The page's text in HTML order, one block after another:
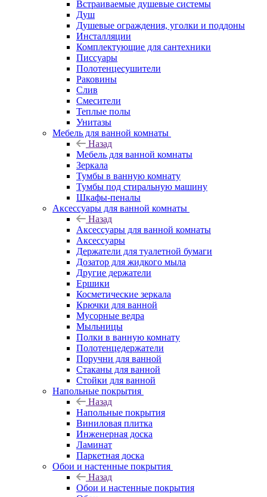
Встраиваемые душевые системы
Душ
Душевые ограждения, уголки и поддоны
Инсталляции
Комплектующие для сантехники
Писсуары
Полотенцесушители
Раковины
Слив
Смесители
Теплые полы
Унитазы
Мебель для ванной комнаты
Назад
Мебель для ванной комнаты
Зеркала
Тумбы в ванную комнату
Тумбы под стиральную машину
Шкафы-пеналы
Аксессуары для ванной комнаты
Назад
Аксессуары для ванной комнаты
Аксессуары
Держатели для туалетной бумаги
Дозатор для жидкого мыла
Другие держатели
Ершики
Косметические зеркала
Крючки для ванной
Мусорные ведра
Мыльницы
Полки в ванную комнату
Полотенцедержатели
Поручни для ванной
Стаканы для ванной
Стойки для ванной
Напольные покрытия
Назад
Напольные покрытия
Виниловая плитка
Инженерная доска
Ламинат
Паркетная доска
Обои и настенные покрытия
Назад
Обои и настенные покрытия